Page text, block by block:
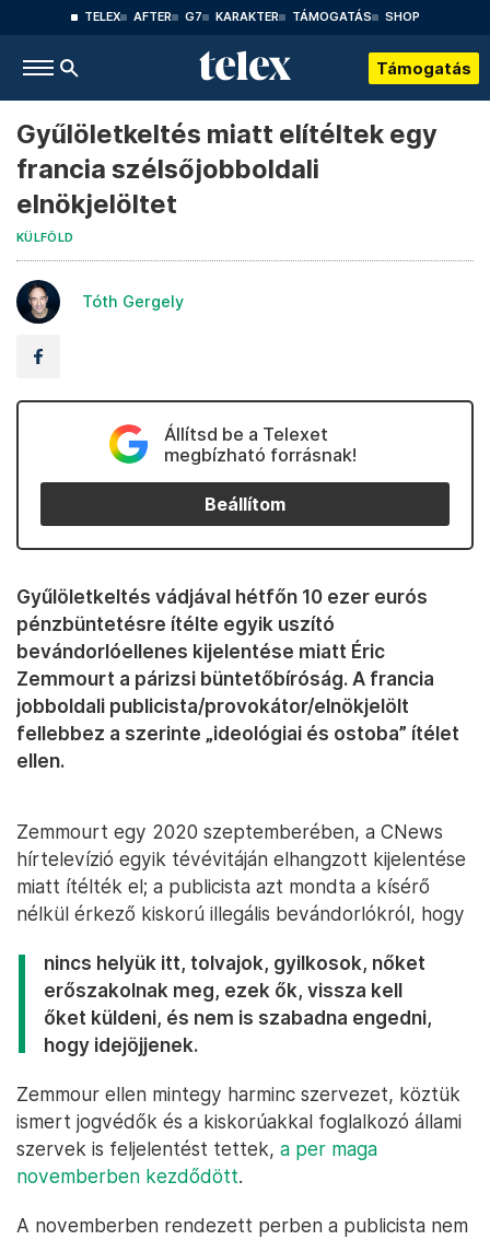
TELEX AFTER G7 KARAKTER TÁMOGATÁS SHOP
Támogatás
Gyűlöletkeltés miatt elítéltek egy
francia szélsőjobboldali
elnökjelöltet
KÜLFÖLD
Tóth Gergely
Állítsd be a Telexet
megbízható forrásnak!
Beállítom
Gyűlöletkeltés vádjával hétfőn 10 ezer eurós
pénzbüntetésre ítélte egyik uszító
bevándorlóellenes kijelentése miatt Éric
Zemmourt a párizsi büntetőbíróság. A francia
jobboldali publicista/provokátor/elnökjelölt
fellebbez a szerinte „ideológiai és ostoba” ítélet
ellen.
Zemmourt egy 2020 szeptemberében, a CNews
hírtelevízió egyik tévévitáján elhangzott kijelentése
miatt ítélték el; a publicista azt mondta a kísérő
nélkül érkező kiskorú illegális bevándorlókról, hogy
nincs helyük itt, tolvajok, gyilkosok, nőket
erőszakolnak meg, ezek ők, vissza kell
őket küldeni, és nem is szabadna engedni,
hogy idejöjjenek.
Zemmour ellen mintegy harminc szervezet, köztük
ismert jogvédők és a kiskorúakkal foglalkozó állami
szervek is feljelentést tettek, a per maga
novemberben kezdődött.
A novemberben rendezett perben a publicista nem